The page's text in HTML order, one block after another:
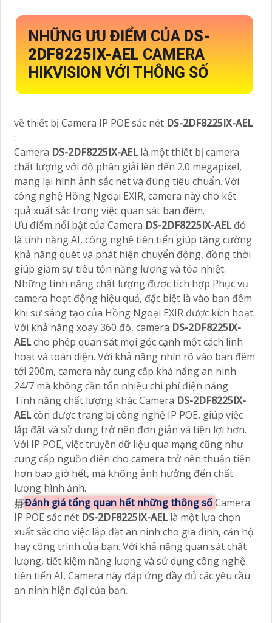
NHỮNG ƯU ĐIỂM CỦA DS-
2DF8225IX-AEL CAMERA
HIKVISION VỚI THÔNG SỐ
về thiết bị Camera IP POE sắc nét DS-2DF8225IX-AEL
:
Camera DS-2DF8225IX-AELlà một thiết bị camera
chất lượng với độ phân giải lên đến 2.0 megapixel,
mang lại hình ảnh sắc nét và đúng tiêu chuẩn. Với
công nghệ Hồng Ngoại EXIR, camera này cho kết
quả xuất sắc trong việc quan sát ban đêm.
Ưu điểm nổi bật của Camera DS-2DF8225IX-AELđó
là tính năng AI, công nghệ tiên tiến giúp tăng cường
khả năng quét và phát hiện chuyển động, đồng thời
giúp giảm sự tiêu tốn năng lượng và tỏa nhiệt.
Những tính năng chất lượng được tích hợp Phục vụ
camera hoạt động hiệu quả, đặc biệt là vào ban đêm
khi sự sáng tạo của Hồng Ngoại EXIR được kích hoạt.
Với khả năng xoay 360 độ, camera DS-2DF8225IX-
AELcho phép quan sát mọi góc cạnh một cách linh
hoạt và toàn diện. Với khả năng nhìn rõ vào ban đêm
tới 200m, camera này cung cấp khả năng an ninh
24/7 mà không cần tốn nhiều chi phí điện năng.
Tính năng chất lượng khác Camera DS-2DF8225IX-
AELcòn được trang bị công nghệ IP POE, giúp việc
lắp đặt và sử dụng trở nên đơn giản và tiện lợi hơn.
Với IP POE, việc truyền dữ liệu qua mạng cũng như
cung cấp nguồn điện cho camera trở nên thuận tiện
hơn bao giờ hết, mà không ảnh hưởng đến chất
lượng hình ảnh.
∰Đánh giá tổng quan hết những thông sốCamera
IP POE sắc nét DS-2DF8225IX-AELlà một lựa chọn
xuất sắc cho việc lắp đặt an ninh cho gia đình, căn hộ
hay công trình của bạn. Với khả năng quan sát chất
lượng, tiết kiệm năng lượng và sử dụng công nghệ
tiên tiến AI, Camera này đáp ứng đầy đủ các yêu cầu
an ninh hiện đại của bạn.